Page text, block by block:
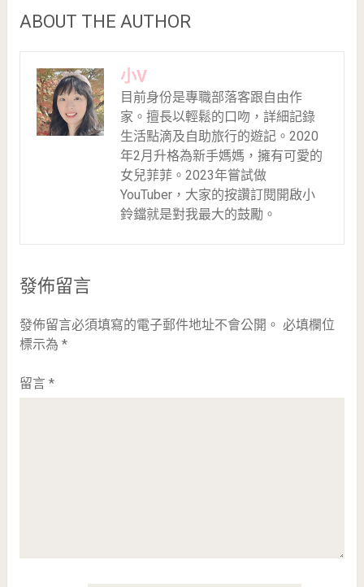
ABOUT THE AUTHOR
小V
目前身份是專職部落客跟自由作
家。擅長以輕鬆的口吻，詳細記錄
生活點滴及自助旅行的遊記。2020
年2月升格為新手媽媽，擁有可愛的
女兒菲菲。2023年嘗試做
YouTuber，大家的按讚訂閱開啟小
鈴鐺就是對我最大的鼓勵。
發佈留言
發佈留言必須填寫的電子郵件地址不會公開。 必填欄位
標示為 *
留言 *